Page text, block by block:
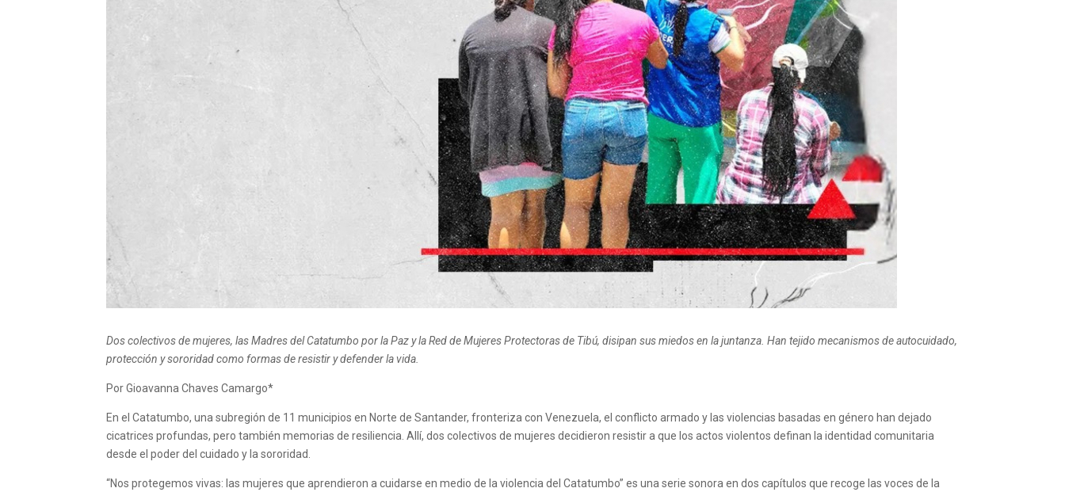
Dos colectivos de mujeres, las Madres del Catatumbo por la Paz y la Red de Mujeres Protectoras de Tibú, disipan sus miedos en la juntanza. Han tejido mecanismos de autocuidado,
protección y sororidad como formas de resistir y defender la vida.
Por Gioavanna Chaves Camargo*
En el Catatumbo, una subregión de 11 municipios en Norte de Santander, fronteriza con Venezuela, el conflicto armado y las violencias basadas en género han dejado
cicatrices profundas, pero también memorias de resiliencia. Allí, dos colectivos de mujeres decidieron resistir a que los actos violentos definan la identidad comunitaria
desde el poder del cuidado y la sororidad.
“Nos protegemos vivas: las mujeres que aprendieron a cuidarse en medio de la violencia del Catatumbo” es una serie sonora en dos capítulos que recoge las voces de la